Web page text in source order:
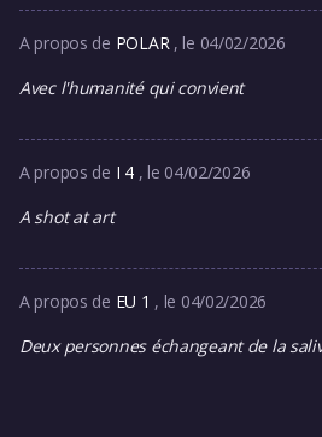
A propos de POLAR , le 04/02/2026
Avec l'humanité qui convient
A propos de I 4 , le 04/02/2026
A shot at art
A propos de EU 1 , le 04/02/2026
Deux personnes échangeant de la